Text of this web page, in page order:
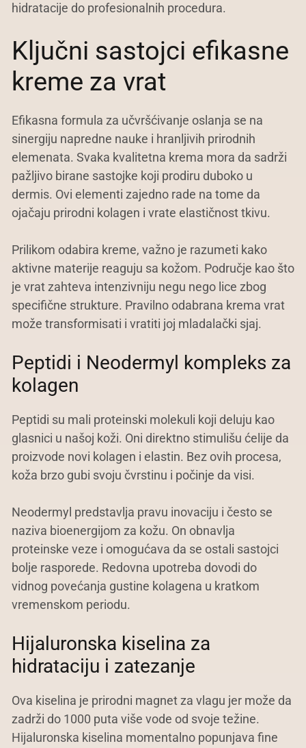
hidratacije do profesionalnih procedura.
Ključni sastojci efikasne
kreme za vrat
Efikasna formula za učvršćivanje oslanja se na
sinergiju napredne nauke i hranljivih prirodnih
elemenata. Svaka kvalitetna krema mora da sadrži
pažljivo birane sastojke koji prodiru duboko u
dermis. Ovi elementi zajedno rade na tome da
ojačaju prirodni kolagen i vrate elastičnost tkivu.
Prilikom odabira kreme, važno je razumeti kako
aktivne materije reaguju sa kožom. Područje kao što
je vrat zahteva intenzivniju negu nego lice zbog
specifične strukture. Pravilno odabrana krema vrat
može transformisati i vratiti joj mladalački sjaj.
Peptidi i Neodermyl kompleks za
kolagen
Peptidi su mali proteinski molekuli koji deluju kao
glasnici u našoj koži. Oni direktno stimulišu ćelije da
proizvode novi kolagen i elastin. Bez ovih procesa,
koža brzo gubi svoju čvrstinu i počinje da visi.
Neodermyl predstavlja pravu inovaciju i često se
naziva bioenergijom za kožu. On obnavlja
proteinske veze i omogućava da se ostali sastojci
bolje rasporede. Redovna upotreba dovodi do
vidnog povećanja gustine kolagena u kratkom
vremenskom periodu.
Hijaluronska kiselina za
hidrataciju i zatezanje
Ova kiselina je prirodni magnet za vlagu jer može da
zadrži do 1000 puta više vode od svoje težine.
Hijaluronska kiselina momentalno popunjava fine